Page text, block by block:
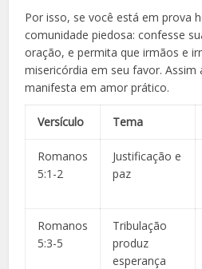
Por isso, se você está em prova
comunidade piedosa: confesse
oração, e permita que irmãos e
misericórdia em seu favor. Assim
manifesta em amor prático.
Versículo Tema
Romanos
5:1-2
Justificação e
paz
Romanos
5:3-5
Tribulação
produz
esperança